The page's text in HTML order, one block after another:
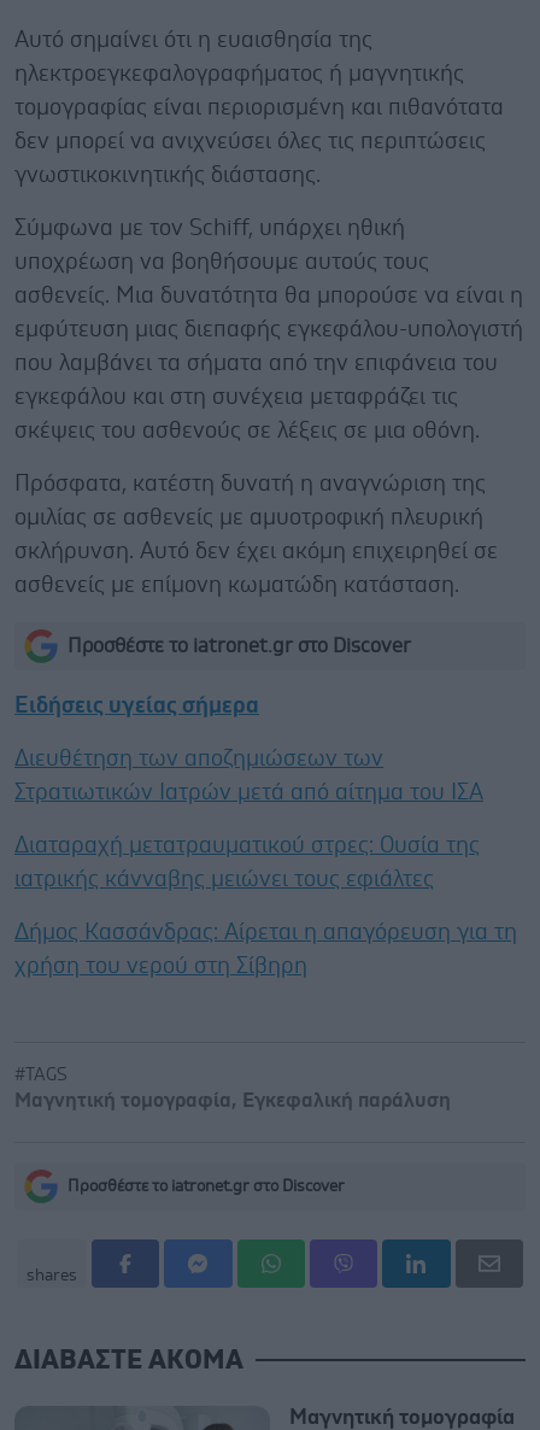
Αυτό σημαίνει ότι η ευαισθησία της
ηλεκτροεγκεφαλογραφήματος ή μαγνητικής
τομογραφίας είναι περιορισμένη και πιθανότατα
δεν μπορεί να ανιχνεύσει όλες τις περιπτώσεις
γνωστικοκινητικής διάστασης.
Σύμφωνα με τον Schiff, υπάρχει ηθική
υποχρέωση να βοηθήσουμε αυτούς τους
ασθενείς. Μια δυνατότητα θα μπορούσε να είναι η
εμφύτευση μιας διεπαφής εγκεφάλου-υπολογιστή
που λαμβάνει τα σήματα από την επιφάνεια του
εγκεφάλου και στη συνέχεια μεταφράζει τις
σκέψεις του ασθενούς σε λέξεις σε μια οθόνη.
Πρόσφατα, κατέστη δυνατή η αναγνώριση της
ομιλίας σε ασθενείς με αμυοτροφική πλευρική
σκλήρυνση. Αυτό δεν έχει ακόμη επιχειρηθεί σε
ασθενείς με επίμονη κωματώδη κατάσταση.
Προσθέστε το iatronet.gr στο Discover
Ειδήσεις υγείας σήμερα
Διευθέτηση των αποζημιώσεων των
Στρατιωτικών Ιατρών μετά από αίτημα του ΙΣΑ
Διαταραχή μετατραυματικού στρες: Ουσία της
ιατρικής κάνναβης μειώνει τους εφιάλτες
Δήμος Κασσάνδρας: Αίρεται η απαγόρευση για τη
χρήση του νερού στη Σίβηρη
#TAGS
Μαγνητική τομογραφία, Εγκεφαλική παράλυση
Προσθέστε το iatronet.gr στο Discover
shares
ΔΙΑΒΑΣΤΕ ΑΚΟΜΑ
Μαγνητική τομογραφία